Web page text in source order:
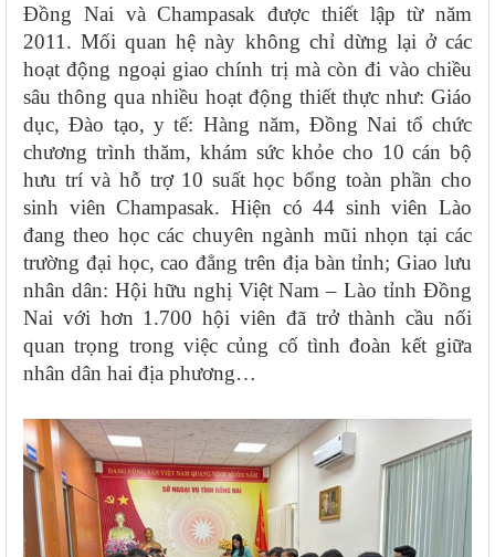
Đồng Nai và Champasak được thiết lập từ năm
2011. Mối quan hệ này không chỉ dừng lại ở các
hoạt động ngoại giao chính trị mà còn đi vào chiều
sâu thông qua nhiều hoạt động thiết thực như: Giáo
dục, Đào tạo, y tế: Hàng năm, Đồng Nai tổ chức
chương trình thăm, khám sức khỏe cho 10 cán bộ
hưu trí và hỗ trợ 10 suất học bổng toàn phần cho
sinh viên Champasak. Hiện có 44 sinh viên Lào
đang theo học các chuyên ngành mũi nhọn tại các
trường đại học, cao đẳng trên địa bàn tỉnh; Giao lưu
nhân dân: Hội hữu nghị Việt Nam – Lào tỉnh Đồng
Nai với hơn 1.700 hội viên đã trở thành cầu nối
quan trọng trong việc củng cố tình đoàn kết giữa
nhân dân hai địa phương…